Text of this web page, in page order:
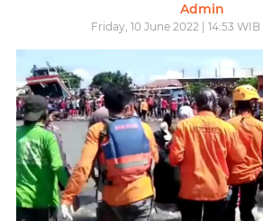
Admin
Friday, 10 June 2022 | 14:53 WIB |